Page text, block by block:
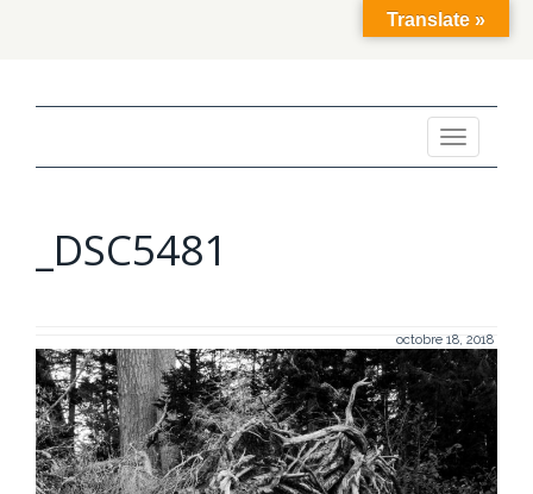
Toggle
navigation
_DSC5481
octobre 18, 2018
Translate »